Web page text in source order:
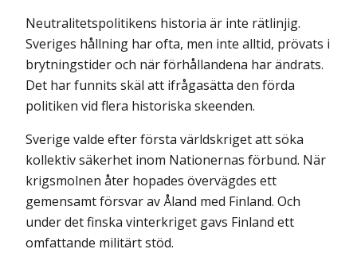
Neutralitetspolitikens historia är inte rätlinjig.
Sveriges hållning har ofta, men inte alltid, prövats i
brytningstider och när förhållandena har ändrats.
Det har funnits skäl att ifrågasätta den förda
politiken vid flera historiska skeenden.
Sverige valde efter första världskriget att söka
kollektiv säkerhet inom Nationernas förbund. När
krigsmolnen åter hopades övervägdes ett
gemensamt försvar av Åland med Finland. Och
under det finska vinterkriget gavs Finland ett
omfattande militärt stöd.